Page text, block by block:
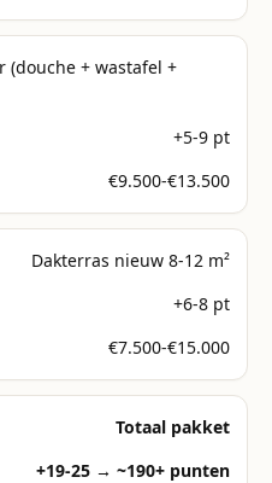
(douche + wastafel +
+5-9 pt
€9.500-€13.500
Dakterras nieuw 8-12 m²
+6-8 pt
€7.500-€15.000
Totaal pakket
+19-25 → ~190+ punten